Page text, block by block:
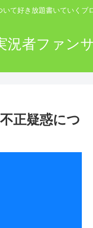
て好き放題書いていくブ
況者ファン
正疑惑につ